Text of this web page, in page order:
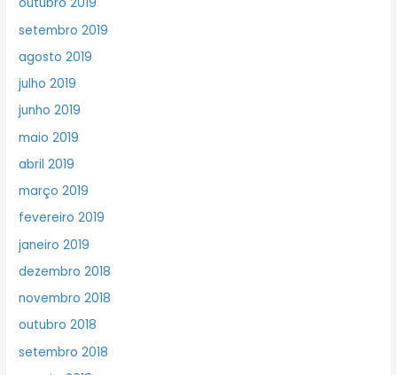
outubro 2019
setembro 2019
agosto 2019
julho 2019
junho 2019
maio 2019
abril 2019
março 2019
fevereiro 2019
janeiro 2019
dezembro 2018
novembro 2018
outubro 2018
setembro 2018